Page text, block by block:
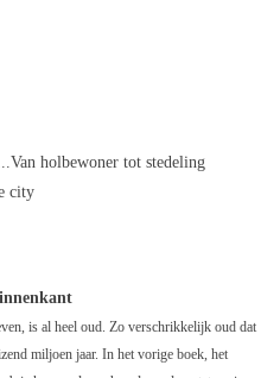
holbewoner tot stedeling
city
is al heel oud. Zo verschrikkelijk oud dat
miljoen jaar. In het vorige boek, het